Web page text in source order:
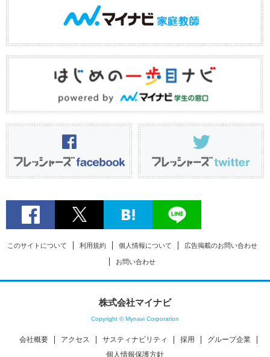
このサイトについて 利用規約 個人情報について 広告掲載のお問い合わせ
お問い合わせ
株式会社マイナビ
Copyright © Mynavi Corporation
会社概要 アクセス サスティナビリティ 採用
グループ企業
個人情報保護方針